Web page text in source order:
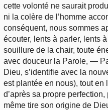
cette volonté ne saurait
ni la colère de l’homme
conséquent, nous sommes
écouter, lents à parler, lents
souillure de la chair, toute
avec douceur la Parole, —
Dieu, s’identifie avec la
est plantée en nous), tout en
d’après sa propre
même tire son origine de